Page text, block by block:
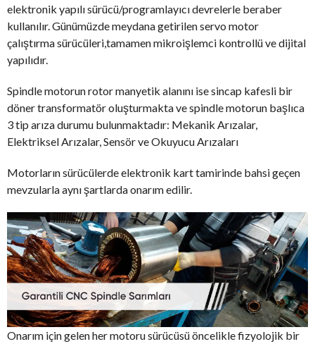
elektronik yapılı sürücü/programlayıcı devrelerle beraber
kullanılır. Günümüzde meydana getirilen servo motor
çalıştırma sürücüleri,tamamen mikroişlemci kontrollü ve dijital
yapılıdır.
Spindle motorun rotor manyetik alanını ise sincap kafesli bir
döner transformatör oluşturmakta ve spindle motorun başlıca
3 tip arıza durumu bulunmaktadır: Mekanik Arızalar,
Elektriksel Arızalar, Sensör ve Okuyucu Arızaları
Motorların sürücülerde elektronik kart tamirinde bahsi geçen
mevzularla aynı şartlarda onarım edilir.
Onarım için gelen her motoru sürücüsü öncelikle fizyolojik bir